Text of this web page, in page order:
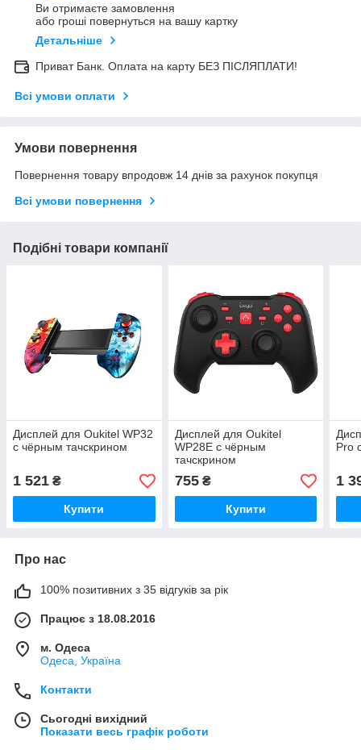
Ви отримаєте замовлення
або гроші повернуться на вашу картку
Детальніше
Приват Банк. Оплата на карту БЕЗ ПІСЛЯПЛАТИ!
Всі умови оплати
Умови повернення
Повернення товару впродовж 14 днів за рахунок покупця
Всі умови повернення
Подібні товари компанії
Дисплей для Oukitel WP32
с чёрным тачскрином
1 521 ₴
Купити
Дисплей для Oukitel
WP28E с чёрным
тачскрином
755₴
Купити
Pro
1
Про нас
100% позитивних з 35 відгуків за рік
Працює з 18.08.2016
м. Одеса
Одеса, Україна
Контакти
Сьогодні вихідний
Показати весь графік роботи